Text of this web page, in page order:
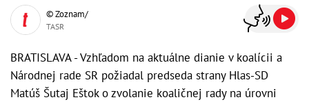
© Zoznam/
TASR
BRATISLAVA - Vzhľadom na aktuálne dianie v koalícii a
Národnej rade SR požiadal predseda strany Hlas-SD
Matúš Šutaj Eštok o zvolanie koaličnej rady na úrovni